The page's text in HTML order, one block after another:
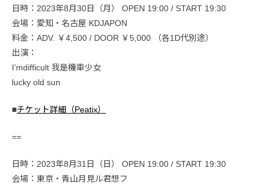
日時：2023年8月30日（月） OPEN 19:00 / START 19:30
会場：愛知・名古屋 KDJAPON
料金：ADV. ￥4,500 / DOOR ￥5,000 （各1D代別途）
出演：
I’mdifficult 我是機車少女
lucky old sun
■チケット詳細（Peatix）
==
日時：2023年8月31日（日） OPEN 19:00 / START 19:30
会場：東京・青山月見ル君想フ